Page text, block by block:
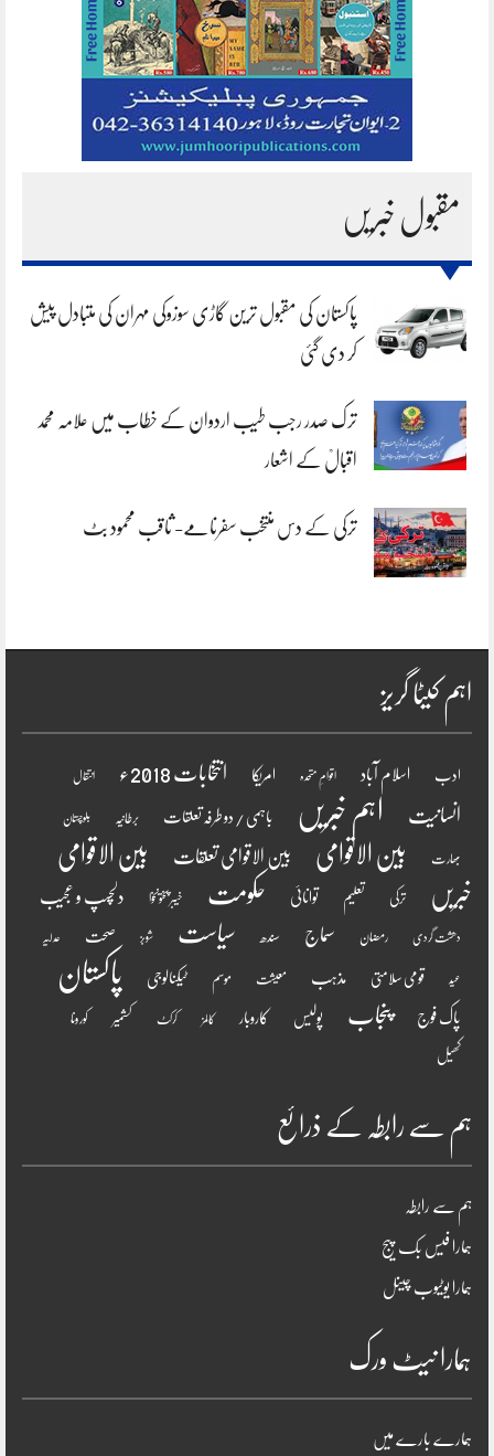
مقبول خبریں
پاکستان کی مقبول ترین گاڑی سوزوکی مہران کی متبادل پیش
کر دی گئی
ترک صدر رجب طیب اردوان کے خطاب میں علامہ محمد
اقبالؒ کے اشعار
ترکی کے دس منتخب سفرنامے- ثاقب محمود بٹ
اہم کیٹا گریز
ادب اسلام آباد اقوامِ متحدہ امریکا انتخابات 2018ء انتقال
انسانیت اہم خبریں باہمی / دو طرفہ تعلقات برطانیہ بلوچستان
بھارت بین الاقوامی بین الاقوامی تعلقات
بین الاقوامی
خبریں
ترکی تعلیم توانائی حکومت خیبر پختونخوا دلچسپ و عجیب
دھشت گردی رمضان سماج سندھ سیاست شوبز صحت عدلیہ
عید قومی سلامتی مذہب معیشت موسم ٹیکنالوجی پاکستان
پاک فوج پنجاب پولیس کاروبار کالمز کرکٹ کشمیر کورونا
کھیل
ہم سے رابطہ کے ذرائع
ہم سے رابطہ
ہمارا فیس بک پیج
ہمارا یوٹیوب چینل
ہمارا نیٹ ورک
ہمارے بارے میں